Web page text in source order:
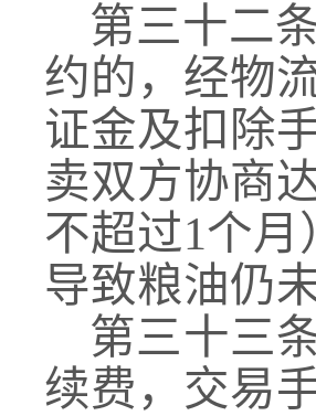
第三十二
约的 ， 经物
证金及扣除
卖双方协商
不超过1个
导致粮油仍
第三十三
续费 ， 交易